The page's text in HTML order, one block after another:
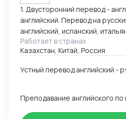
1. Двусторонний перевод - английский - русский -
английский. Перевод на
английский, испанский,
немецкий. 2. Тренер по поведенческой
безопасности, способный
труда путем вовлечения
безопасности как на
трансформационного
восприятие человека.
Работает в странах
Казахстан, Китай, Россия